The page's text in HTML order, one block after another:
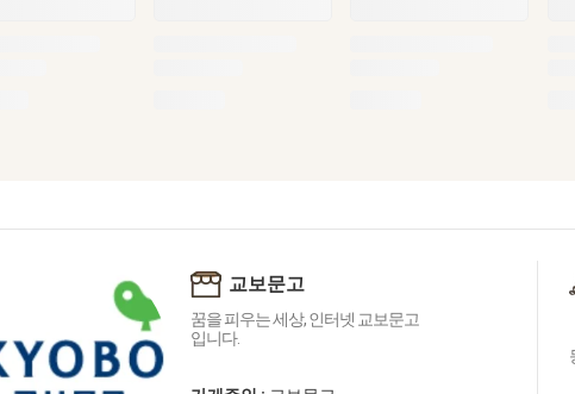
교보문고
꿈을 피우는 세상, 인터넷 교보문고
입니다.